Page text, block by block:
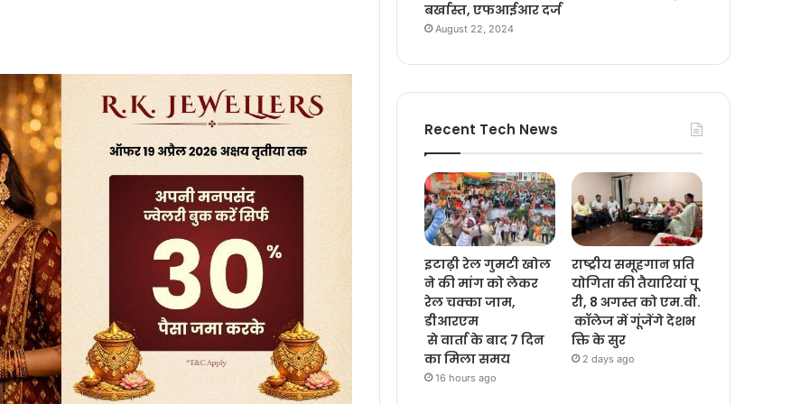
बर्खास्त, एफआईआर दर्ज
August 22, 2024
Recent Tech News
इटाढ़ी रेल गुमटी खोल
ने की मांग को लेकर
रेल चक्का जाम,
डीआरएम
से वार्ता के बाद 7 दिन
का मिला समय
16 hours ago
राष्ट्रीय समूहगान प्रति
योगिता की तैयारियां पू
री, 8 अगस्त को एम.वी.
कॉलेज में गूंजेंगे देशभ
क्ति के सुर
2 days ago